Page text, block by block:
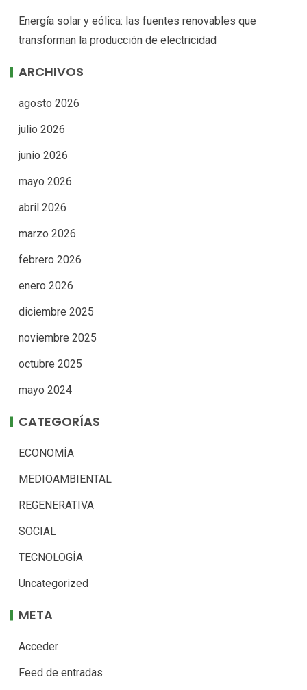
Energía solar y eólica: las fuentes renovables que
transforman la producción de electricidad
ARCHIVOS
agosto 2026
julio 2026
junio 2026
mayo 2026
abril 2026
marzo 2026
febrero 2026
enero 2026
diciembre 2025
noviembre 2025
octubre 2025
mayo 2024
CATEGORÍAS
ECONOMÍA
MEDIOAMBIENTAL
REGENERATIVA
SOCIAL
TECNOLOGÍA
Uncategorized
META
Acceder
Feed de entradas